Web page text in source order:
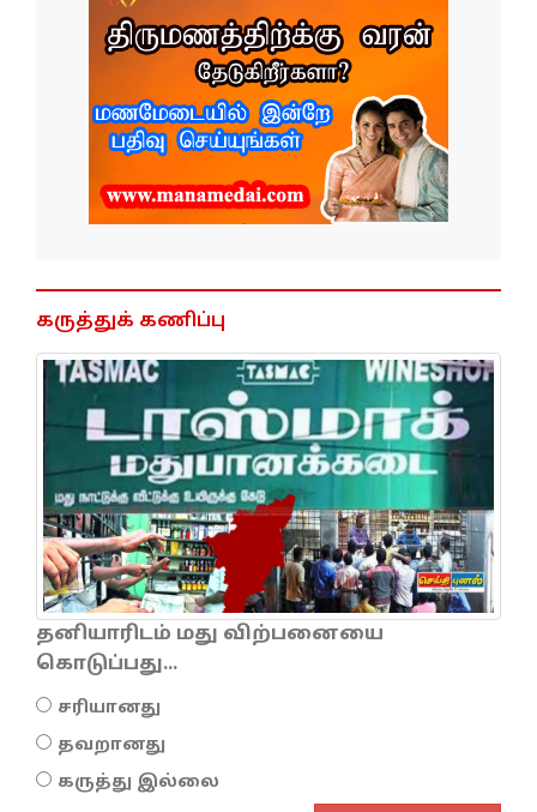
கருத்துக் கணிப்பு
தனியாரிடம் மது விற்பனையை
கொடுப்பது...
சரியானது
தவறானது
கருத்து இல்லை